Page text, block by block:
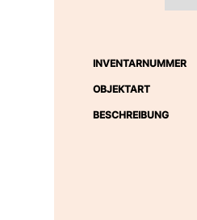
INVENTARNUMMER
OBJEKTART
BESCHREIBUNG